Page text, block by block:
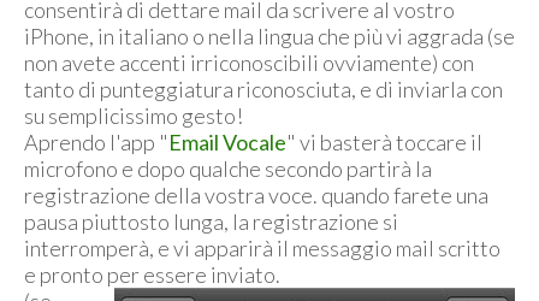
consentirà di dettare mail da scrivere al vostro
iPhone, in italiano o nella lingua che più vi aggrada (se
non avete accenti irriconoscibili ovviamente) con
tanto di punteggiatura riconosciuta, e di inviarla con
su semplicissimo gesto!
Aprendo l'app "Email Vocale" vi basterà toccare il
microfono e dopo qualche secondo partirà la
registrazione della vostra voce. quando farete una
pausa piuttosto lunga, la registrazione si
interromperà, e vi apparirà il messaggio mail scritto
e pronto per essere inviato.